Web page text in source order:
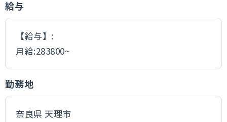
給与
【給与】:
月給:283800~
勤務地
奈良県 天理市